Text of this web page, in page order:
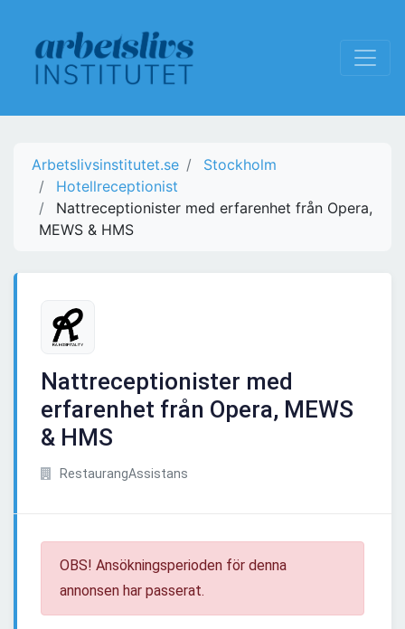
Arbetslivsinstitutet.se
Stockholm
Hotellreceptionist
Nattreceptionister med erfarenhet från Opera,
MEWS & HMS
Nattreceptionister med
erfarenhet från Opera, MEWS
& HMS
RestaurangAssistans
OBS! Ansökningsperioden för denna
annonsen har passerat.